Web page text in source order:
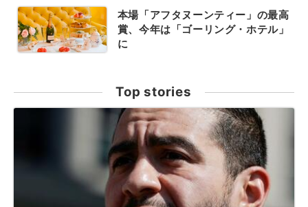
本場「アフタヌーンティー」の最高
賞、今年は「ゴーリング・ホテル」
に
Top stories